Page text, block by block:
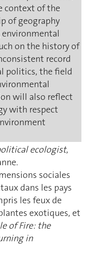
context of the
of geography
on the history of
record
politics, the field
will also reflect
with respect
ecologist,
sociales
dans les pays
les feux de
exotiques, et
of Fire: the
in